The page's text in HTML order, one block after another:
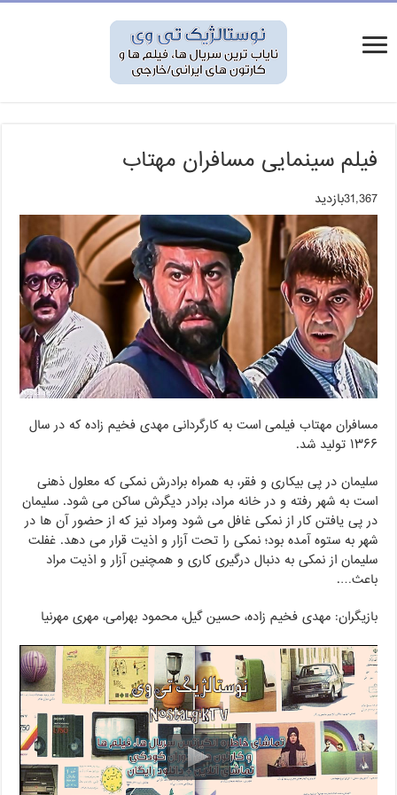
فیلم سینمایی مسافران مهتاب
31,367بازدید
مسافران مهتاب فیلمی است به کارگردانی مهدی فخیم زاده که در سال
۱۳۶۶ تولید شد.
سلیمان در پی بیکاری و فقر، به همراه برادرش نمکی که معلول ذهنی
است به شهر رفته و در خانه مراد، برادر دیگرش ساکن می شود. سلیمان
در پی یافتن کار از نمکی غافل می شود ومراد نیز که از حضور آن ها در
شهر به ستوه آمده بود؛ نمکی را تحت آزار و اذیت قرار می دهد. غفلت
سلیمان از نمکی به دنبال درگیری کاری و همچنین آزار و اذیت مراد
باعث….
بازیگران: مهدی فخیم زاده، حسین گیل، محمود بهرامی، مهری مهرنیا